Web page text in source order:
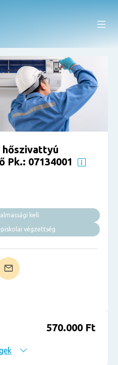
hőszivattyú
Pk.: 07134001
kell
végzettség
570.000 Ft